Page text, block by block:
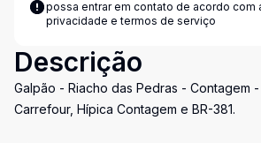
possa entrar em contato de acordo com
privacidade e termos de serviço
Descrição
Galpão - Riacho das Pedras - Contagem
Carrefour, Hípica Contagem e BR-381.